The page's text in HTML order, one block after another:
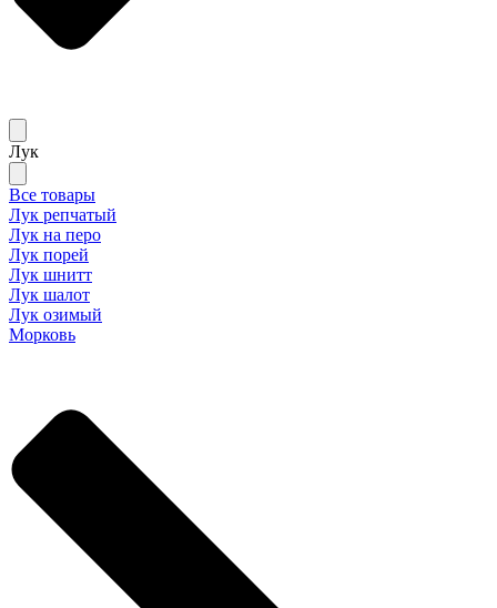
Лук
Все товары
Лук репчатый
Лук на перо
Лук порей
Лук шнитт
Лук шалот
Лук озимый
Морковь